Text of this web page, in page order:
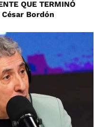
QUE TERMINÓ
Bordón